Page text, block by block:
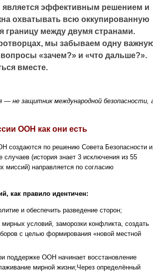
эффективным решением и
охватывать всю оккупированную
границу между двумя странами.
мы забываем одну
«зачем?» и «что дальше?».
вместе.
не защитник международной безопасности,
ООН как они есть
создаются по решению Совета Безопасности
(история знает 3 исключения из 55
миссий) направляется по согласию
как правило идентичен:
и обеспечить разведение сторон;
мирных условий, заморозки конфликта, создать
с целью формирования «новой местной
поддержке ООН начинает восстановление
мирной жизни;Через определённый